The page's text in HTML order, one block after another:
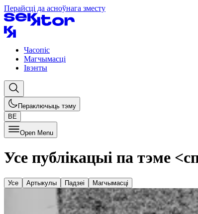
Перайсці да асноўнага зместу
Часопіс
Магчымасці
Івэнты
Пераключыць тэму
BE
Open Menu
Усе публікацыі па тэме <
Усе Артыкулы Падзеі Магчымасці